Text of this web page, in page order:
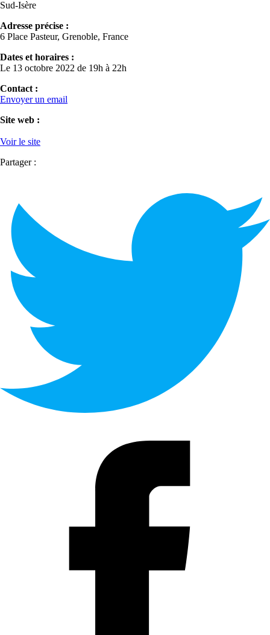
Sud-Isère
Adresse précise :
6 Place Pasteur, Grenoble, France
Dates et horaires :
Le 13 octobre 2022 de 19h à 22h
Contact :
Envoyer un email
Site web :
Voir le site
Partager :